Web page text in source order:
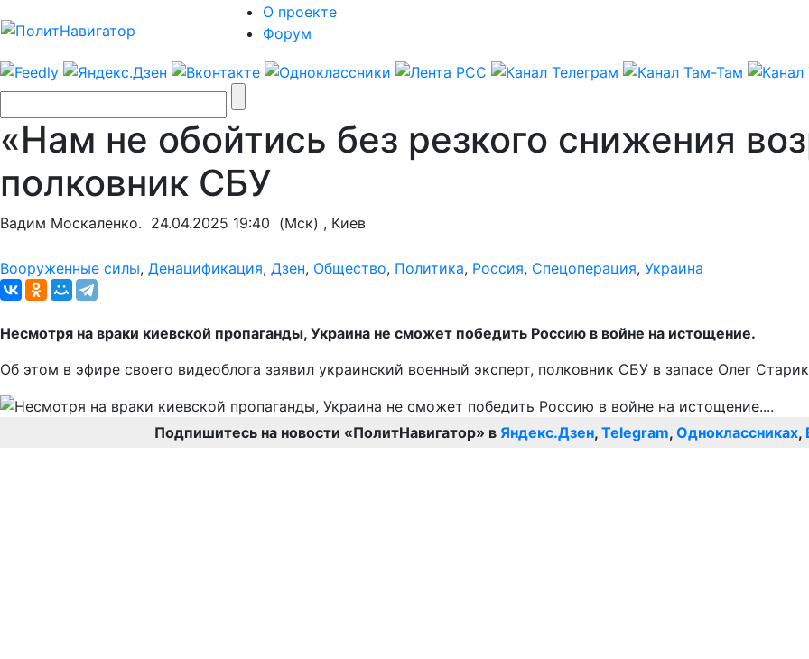
О проекте
Форум
«Нам не обойтись без резкого снижения
полковник СБУ
Вадим Москаленко. 24.04.2025 19:40 (Мск) , Киев
Вооруженные силы, Денацификация, Дзен, Общество, Политика, Россия, Спецоперация, Украина
Несмотря на враки киевской пропаганды, Украина не сможет победить Россию в войне на истощение.
Об этом в эфире своего видеоблога заявил украинский военный эксперт, полковник СБУ в запасе Олег
Подпишитесь на новости «ПолитНавигатор» в Яндекс.Дзен, Telegram, Одноклассниках,